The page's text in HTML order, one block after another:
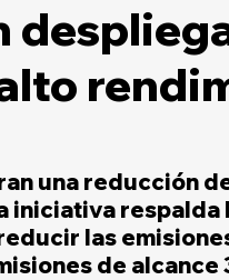
una reducción
iniciativa
las
de alcance